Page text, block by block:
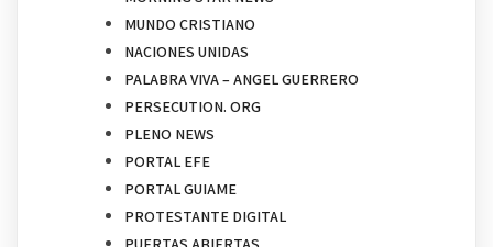
MUNDO CRISTIANO
NACIONES UNIDAS
PALABRA VIVA – ANGEL GUERRERO
PERSECUTION. ORG
PLENO NEWS
PORTAL EFE
PORTAL GUIAME
PROTESTANTE DIGITAL